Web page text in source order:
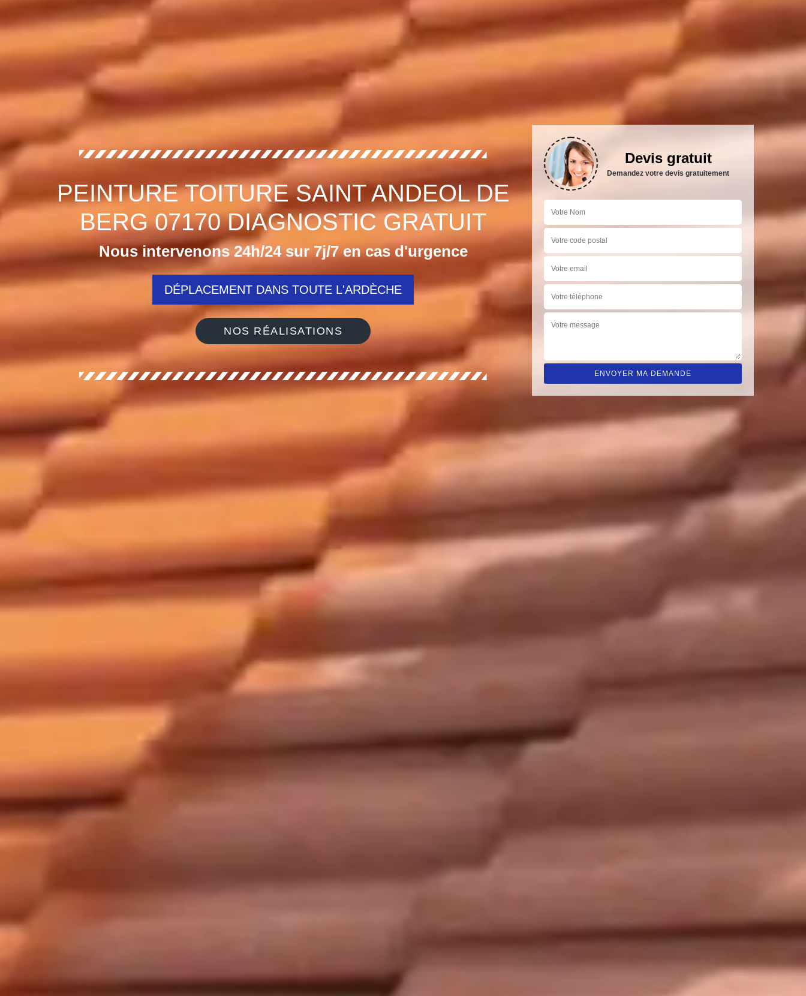
PEINTURE TOITURE SAINT ANDEOL DE
BERG 07170 DIAGNOSTIC GRATUIT
Nous intervenons 24h/24 sur 7j/7 en cas d'urgence
DÉPLACEMENT DANS TOUTE L'ARDÈCHE
NOS RÉALISATIONS
Devis gratuit
Demandez votre devis gratuitement